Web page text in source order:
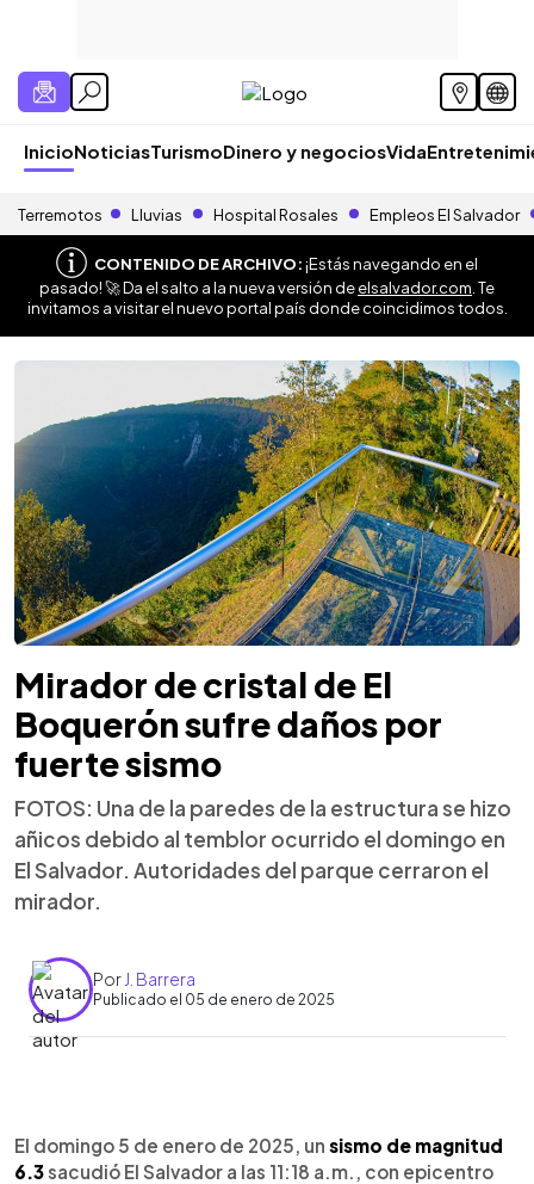
InicioNoticiasTurismoDinero y negociosVida
Terremotos Lluvias Hospital Rosales Empleos El Salvador
CONTENIDO DE ARCHIVO:¡Estás navegando en el
pasado! 🚀 Da el salto a la nueva versión deelsalvador.com . Te
invitamos a visitar el nuevo portal país donde coincidimos todos.
Mirador de cristal de El
Boquerón sufre daños por
fuerte sismo
FOTOS: Una de la paredes de la estructura se hizo
añicos debido al temblor ocurrido el domingo en
El Salvador. Autoridades del parque cerraron el
mirador.
Por J. Barrera
Publicado el 05 de enero de 2025
► Escuchar artículo
El domingo 5 de enero de 2025, un sismo de magnitud
6.3sacudió El Salvador a las 11:18 a.m., con epicentro